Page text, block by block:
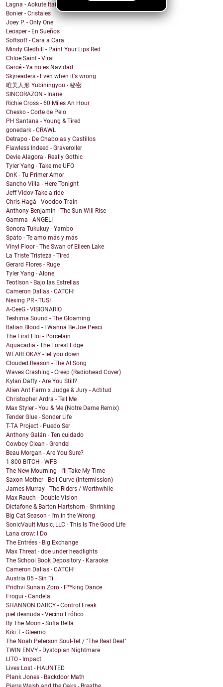
Lagna - Aokute Itai
Bonier - Cristales
Joey P. - Only One
Leosper - En Sueños
Softsoff - Cara a Cara
Mindy Gledhill - Paint Your Lips Red
Chloe Saint - Viral
Garcé - Ya no es Navidad
Skyreaders - Even when it's wrong
唯美人形 Yubiningyou - 秘密
SINCORAZON - Inane
Richie Cross - 60 Miles An Hour
Chesko - Corte de Pelo
PH Santana - Young & Tired
gonedark - CRAWL
Detrapo - De Chabolas y Castillos
Flawless Indeed - Graveroller
Devie Alagora - Really Gothic
Tyler Yang - Take me UFO
DnK - Tu Primer Amor
Sancho Villa - Here Tonight
Jeff Vidov-Take a ride
Chris Hagá - Voodoo Train
Anthony Benjamin - The Sun Will Rise
Gamma - ANGELI
Sonora Tukukuy - Yambo
Spato - Te amo más y más
Vinyl Floor - The Swan of Eileen Lake
La Triste Tristeza - Tired
Gerard Flores - Ruge
Tyler Yang - Alone
Teotlson - Bajo las Estrellas
Cameron Dallas - CATCH!
Nexing PR - TUSI
A-CeeG - VISIONARIO
Teshima Sound - The Gloaming
Italian Blood - I Wanna Be Joe Pesci
The First Eloi - Porcelain
Aquacadia - The Forest Edge
WEAREOKAY - let you down
Clouded Reason - The AI Song
Waves Crashing - Creep (Radiohead Cover)
Kylan Daffy - Are You Still?
Alien Ant Farm x Judge & Jury - Actitud
Christopher Ardra - Tell Me
Max Styler - You & Me (Notre Dame Remix)
Tender Glue - Sonder Life
T-TA Project - Puedo Ser
Anthony Galán - Ten cuidado
Cowboy Clean - Grendel
Beau Morgan - Are You Sure?
1-800 BITCH - WFB
The New Mourning - I'll Take My Time
Saxon Mother - Bell Curve (Intermission)
James Murray - The Riders / Worthwhile
Max Rauch - Double Vision
Dictafone & Barton Hartshorn - Shrinking
Big Cat Season - I'm in the Wrong
SonicVault Music, LLC - This Is The Good Life
Lana crow: I Do
The Entrées - Big Exchange
Max Threat - doe under headlights
The School Book Depository - Karaoke
Cameron Dallas - CATCH!
Austria 05 - Sin Ti
Pridhvi Sunain Zoro - F**king Dance
Frogui - Candela
SHANNON DARCY - Control Freak
piel desnuda - Vecino Erótico
By The Moon - Sofia Bella
Kiki T - Gleemo
The Noah Peterson Soul-Tet / "The Real Deal"
TWIN ENVY - Dystopian Nightmare
LITO - Impact
Lives Lost - HAUNTED
Plank Jones - Backdoor Math